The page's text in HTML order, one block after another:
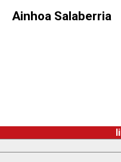
Ainhoa Salaberria